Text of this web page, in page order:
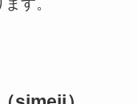
す。